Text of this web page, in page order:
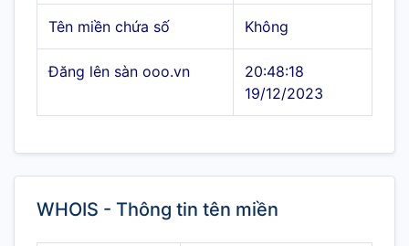
Tên miền chứa số Không
Đăng lên sàn ooo.vn
20:48:18
19/12/2023
WHOIS - Thông tin tên miền